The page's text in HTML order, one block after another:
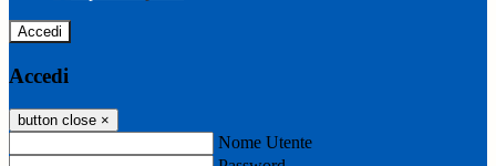
Accedi
Accedi
button close ×
Nome Utente